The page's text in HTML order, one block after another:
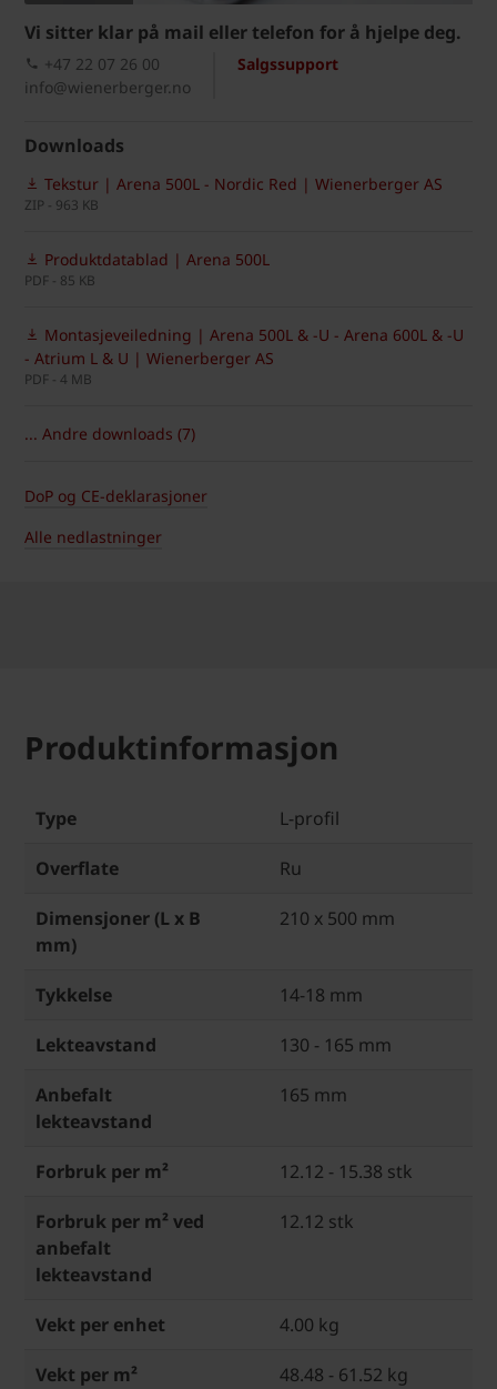
Vi sitter klar på mail eller telefon for å hjelpe deg.
Salgssupport
+47 22 07 26 00
info@wienerberger.no
Downloads
Tekstur | Arena 500L - Nordic Red | Wienerberger AS
ZIP - 963 KB
Produktdatablad | Arena 500L
PDF - 85 KB
Montasjeveiledning | Arena 500L & -U - Arena 600L & -U
- Atrium L & U | Wienerberger AS
PDF - 4 MB
... Andre downloads (7)
DoP og CE-deklarasjoner
Alle nedlastninger
Produktinformasjon
Type L-profil
Overflate Ru
Dimensjoner (L x B
mm)
210 x 500 mm
Tykkelse 14-18 mm
Lekteavstand 130 - 165 mm
Anbefalt
lekteavstand
165 mm
Forbruk per m² 12.12 - 15.38 stk
Forbruk per m² ved
anbefalt
lekteavstand
12.12 stk
Vekt per enhet 4.00 kg
Vekt per m² 48.48 - 61.52 kg